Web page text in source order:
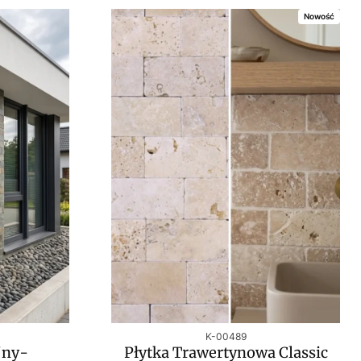
Nowość
Kod produktu
K-00489
Płytka Trawertynowa Classic